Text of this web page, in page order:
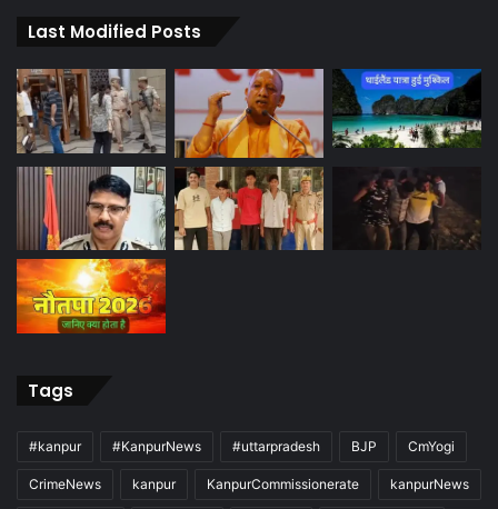
Last Modified Posts
Tags
#kanpur #KanpurNews #uttarpradesh BJP CmYogi
CrimeNews kanpur KanpurCommissionerate kanpurNews